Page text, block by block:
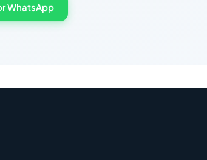
WhatsApp